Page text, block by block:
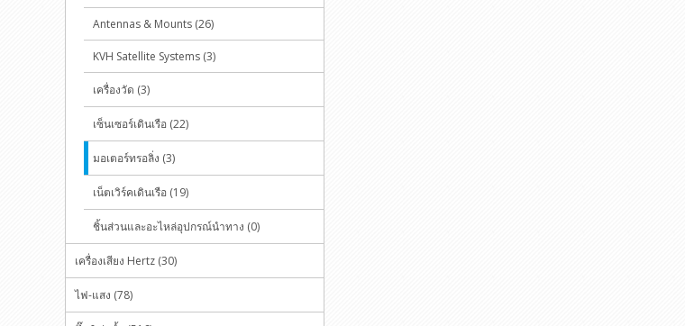
Antennas & Mounts (26)
KVH Satellite Systems (3)
เครื่องวัด (3)
เซ็นเซอร์เดินเรือ (22)
มอเตอร์ทรอลิ่ง (3)
เน็ตเวิร์คเดินเรือ (19)
ชิ้นส่วนและอะไหล่อุปกรณ์นำทาง (0)
เครื่องเสียง Hertz (30)
ไฟ-แสง (78)